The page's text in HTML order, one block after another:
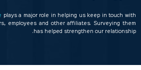
plays a major role in helping us keep in touch with
employees and other affiliates. Surveying them
has helped strengthen our relationship.